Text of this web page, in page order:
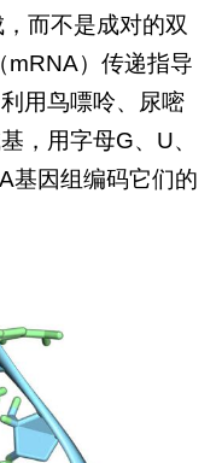
而不是成对的双
mRNA）传递指导
用鸟嘌呤、尿嘧
，用字母G、U、
基因组编码它们的